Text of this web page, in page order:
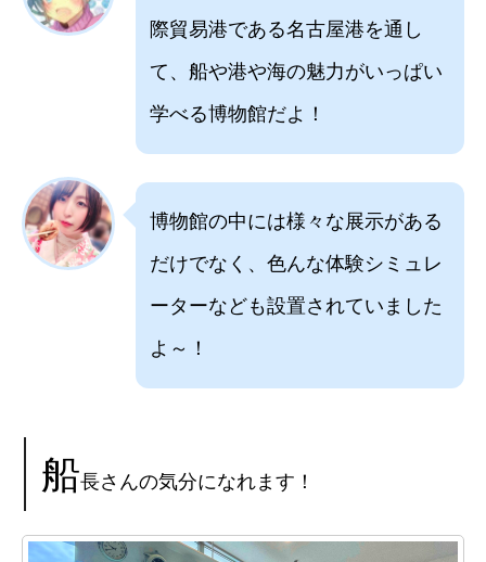
際貿易港である名古屋港を通し
て、船や港や海の魅力がいっぱい
学べる博物館だよ！
博物館の中には様々な展示がある
だけでなく、色んな体験シミュレ
ーターなども設置されていました
よ～！
船長さんの気分になれます！